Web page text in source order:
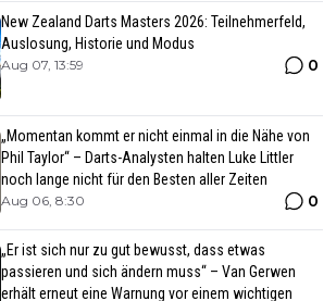
New Zealand Darts Masters 2026: Teilnehmerfeld,
Auslosung, Historie und Modus
Aug 07, 13:59 0
„Momentan kommt er nicht einmal in die Nähe von
Phil Taylor“ – Darts-Analysten halten Luke Littler
noch lange nicht für den Besten aller Zeiten
Aug 06, 8:30 0
„Er ist sich nur zu gut bewusst, dass etwas
passieren und sich ändern muss“ – Van Gerwen
erhält erneut eine Warnung vor einem wichtigen